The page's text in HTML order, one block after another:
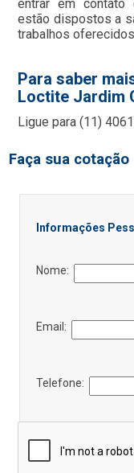
entrar em contato
estão dispostos a
trabalhos
Para saber
Loctite Jardim
Ligue para(11)
Faça sua cotação
Informações
Nome:
Email:
Telefone: